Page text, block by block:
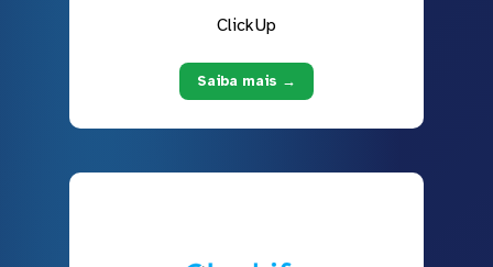
ClickUp
Saiba mais →